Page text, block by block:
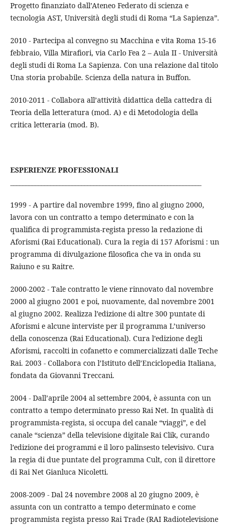
Progetto finanziato dall’Ateneo Federato di scienza e
tecnologia AST, Università degli studi di Roma “La Sapienza”.
2010 - Partecipa al convegno su Macchina e vita Roma 15-16
febbraio, Villa Mirafiori, via Carlo Fea 2 – Aula II - Università
degli studi di Roma La Sapienza. Con una relazione dal titolo
Una storia probabile. Scienza della natura in Buffon.
2010-2011 - Collabora all’attività didattica della cattedra di
Teoria della letteratura (mod. A) e di Metodologia della
critica letteraria (mod. B).
ESPERIENZE PROFESSIONALI
1999 - A partire dal novembre 1999, fino al giugno 2000,
lavora con un contratto a tempo determinato e con la
qualifica di programmista-regista presso la redazione di
Aforismi (Rai Educational). Cura la regia di 157 Aforismi : un
programma di divulgazione filosofica che va in onda su
Raiuno e su Raitre.
2000-2002 - Tale contratto le viene rinnovato dal novembre
2000 al giugno 2001 e poi, nuovamente, dal novembre 2001
al giugno 2002. Realizza l’edizione di altre 300 puntate di
Aforismi e alcune interviste per il programma L’universo
della conoscenza (Rai Educational). Cura l’edizione degli
Aforismi, raccolti in cofanetto e commercializzati dalle Teche
Rai. 2003 - Collabora con l’Istituto dell’Enciclopedia Italiana,
fondata da Giovanni Treccani.
2004 - Dall’aprile 2004 al settembre 2004, è assunta con un
contratto a tempo determinato presso Rai Net. In qualità di
programmista-regista, si occupa del canale “viaggi”, e del
canale “scienza” della televisione digitale Rai Clik, curando
l’edizione dei programmi e il loro palinsesto televisivo. Cura
la regia di due puntate del programma Cult, con il direttore
di Rai Net Gianluca Nicoletti.
2008-2009 - Dal 24 novembre 2008 al 20 giugno 2009, è
assunta con un contratto a tempo determinato e come
programmista regista presso Rai Trade (RAI Radiotelevisione